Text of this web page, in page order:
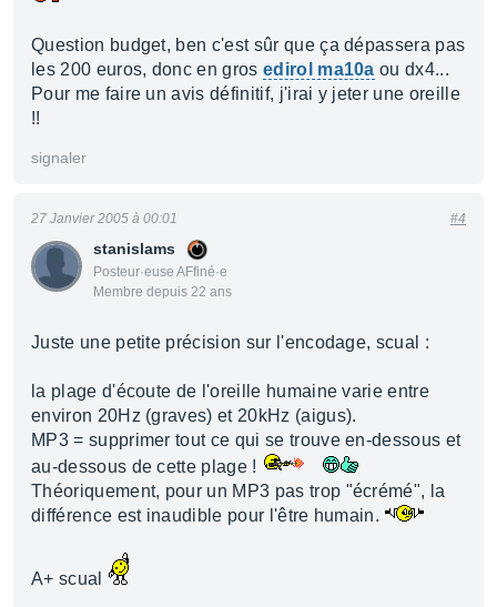
Question budget, ben c'est sûr que ça dépassera pas
les 200 euros, donc en gros edirol ma10a ou dx4...
Pour me faire un avis définitif, j'irai y jeter une oreille
!!
signaler
stanislams
Posteur·euse AFfiné·e
Membre depuis 22 ans
27 Janvier 2005 à 00:01 #4
Juste une petite précision sur l'encodage, scual :
la plage d'écoute de l'oreille humaine varie entre
environ 20Hz (graves) et 20kHz (aigus).
MP3 = supprimer tout ce qui se trouve en-dessous et
au-dessous de cette plage !
Théoriquement, pour un MP3 pas trop "écrémé", la
différence est inaudible pour l'être humain.
A+ scual